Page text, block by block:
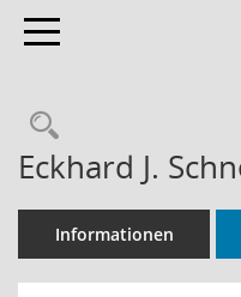
Toggle navigation
Eckhard J.
Informationen